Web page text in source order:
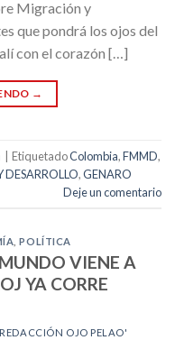
Migración y
que pondrá los ojos del
con el corazón […]
→
EtiquetadoColombia,FMMD,
,GENARO
Deje un comentario
,POLÍTICA
VIENE A
YA CORRE
REDACCIÓN OJO PELAO'